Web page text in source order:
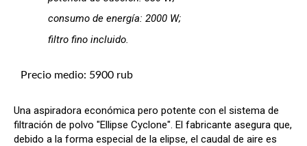
consumo de energía: 2000 W;
filtro fino incluido.
Precio medio: 5900 rub
Una aspiradora económica pero potente con el sistema de
filtración de polvo "Ellipse Cyclone". El fabricante asegura que,
debido a la forma especial de la elipse, el caudal de aire es